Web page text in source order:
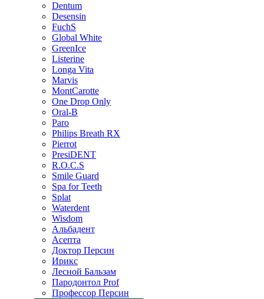
Dentum
Desensin
FuchS
Global White
GreenIce
Listerine
Longa Vita
Marvis
MontCarotte
One Drop Only
Oral-B
Paro
Philips Breath RX
Pierrot
PresiDENT
R.O.C.S
Smile Guard
Spa for Teeth
Splat
Waterdent
Wisdom
Альбадент
Асепта
Доктор Персин
Ирикс
Лесной Бальзам
Пародонтол Prof
Профессор Персин